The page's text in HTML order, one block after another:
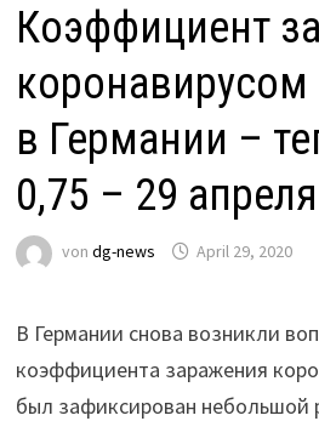
Коэффициент
коронавирусом
в Германии –
0,75 – 29
von dg-news April 29, 2020
В Германии снова возникли
коэффициента заражения
был зафиксирован небольшой